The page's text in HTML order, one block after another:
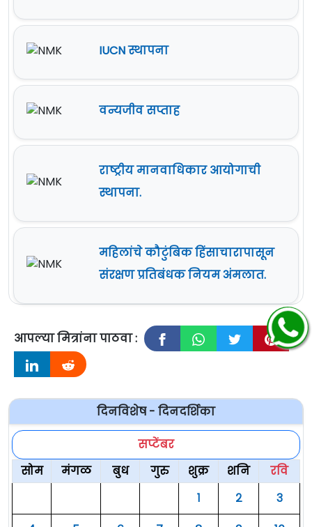
IUCN स्थापना
वन्यजीव सप्ताह
राष्ट्रीय मानवाधिकार आयोगाची
स्थापना.
महिलांचे कौटुंबिक हिंसाचारापासून
संरक्षण प्रतिबंधक नियम अंमलात.
आपल्या मित्रांना पाठवा :
दिनविशेष - दिनदर्शिका
सप्टेंबर
सोम
मंगळ बुध गुरु शुक्र शनि
रवि
१
२
३